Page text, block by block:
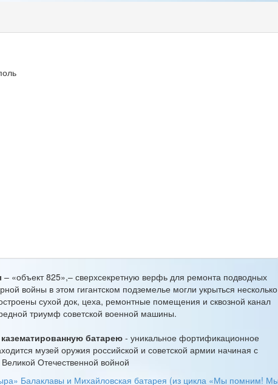
– «объект 825»,– сверхсекретную верфь для ремонта подводных
войны в этом гигантском подземелье могли укрыться несколько
сухой док, цеха, ремонтные помещения и сквозной канал
триумф советской военной машины.
батарею - уникальное фортификационное
музей оружия российской и советской армии начиная с
Отечественной войной